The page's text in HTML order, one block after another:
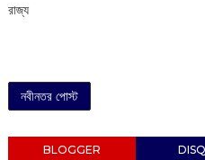
রাজ্য
নবীনতর পোস্ট
BLOGGER